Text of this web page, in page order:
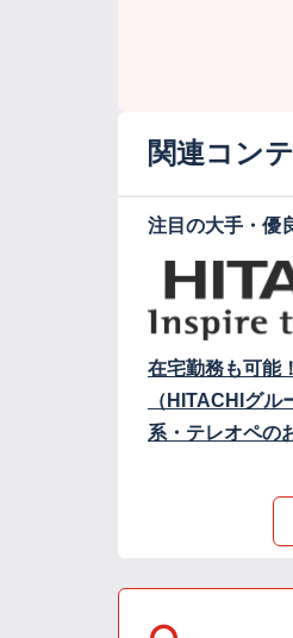
関連コン
注目の大手・優
在宅勤務も可能
（HITACHIグル
系・テレオペの